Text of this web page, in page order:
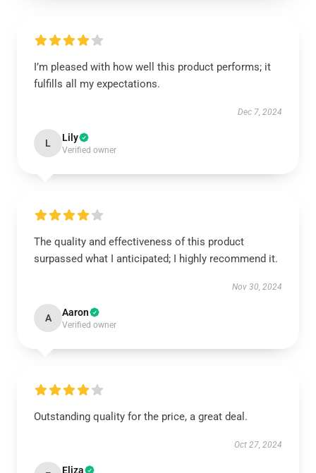
I’m pleased with how well this product performs; it
fulfills all my expectations.
Dec 7, 2024
L Lily
Verified owner
The quality and effectiveness of this product
surpassed what I anticipated; I highly recommend it.
Nov 30, 2024
A Aaron
Verified owner
Outstanding quality for the price, a great deal.
Oct 27, 2024
Eliza